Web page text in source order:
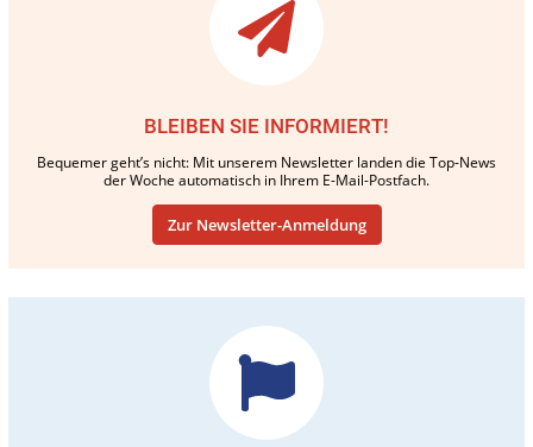
BLEIBEN SIE INFORMIERT!
Bequemer geht’s nicht: Mit unserem Newsletter landen die Top-News
der Woche automatisch in Ihrem E-Mail-Postfach.
Zur Newsletter-Anmeldung